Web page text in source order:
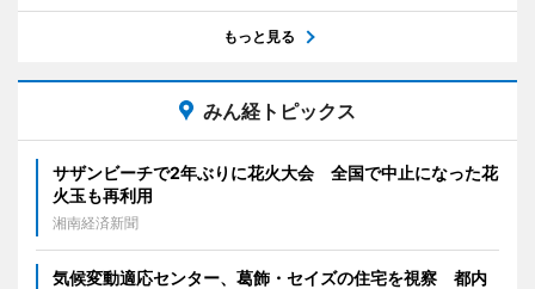
もっと見る
みん経トピックス
サザンビーチで2年ぶりに花火大会 全国で中止になった花
火玉も再利用
湘南経済新聞
気候変動適応センター、葛飾・セイズの住宅を視察 都内